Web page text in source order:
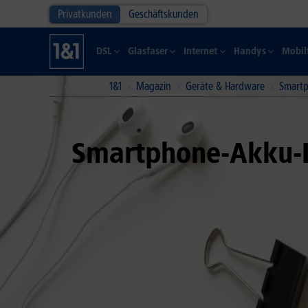
Privatkunden Geschäftskunden
DSL Glasfaser Internet Handys
1&1 Magazin Geräte & Hardware
Smartphone-